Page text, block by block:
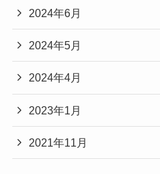
2024年6月
2024年5月
2024年4月
2023年1月
2021年11月